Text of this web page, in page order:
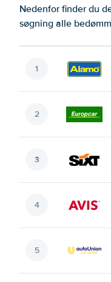
Nedenfor finder du
søgning alle